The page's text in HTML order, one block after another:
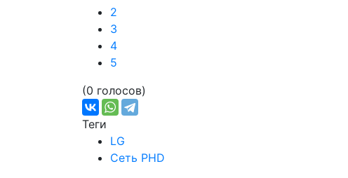
2
3
4
5
(0 голосов)
Теги
LG
Сеть PHD